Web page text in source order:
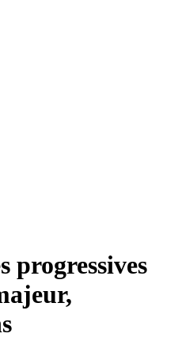
progressives